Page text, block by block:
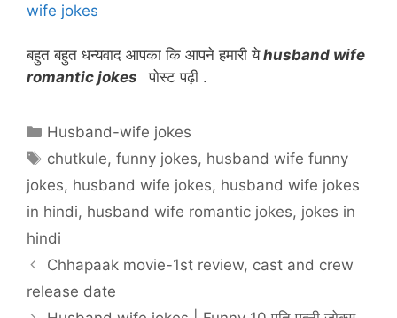
wife jokes
बहुत बहुत धन्यवाद आपका कि आपने हमारी येhusband wife
romantic jokes
पोस्ट पढ़ी .
Categories
Husband-wife jokes
Tags
chutkule,funny jokes, husband wife funny
jokes, husband wife jokes, husband wife jokes
in hindi, husband wife romantic jokes, jokes in
hindi
Chhapaak movie-1st review, cast and crew
release date